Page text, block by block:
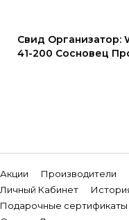
Свид Организатор:
41-200 Сосновец
Акции Производители
Личный Кабинет
Подарочные сертификаты